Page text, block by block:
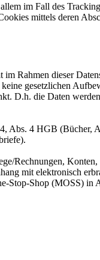
im Fall des
mittels deren
Rahmen dieser
gesetzlichen
D.h. die Daten
Abs. 4 HGB (Bücher,
Rechnungen, Konten,
mit elektronisch
Stop-Shop (MOSS) in